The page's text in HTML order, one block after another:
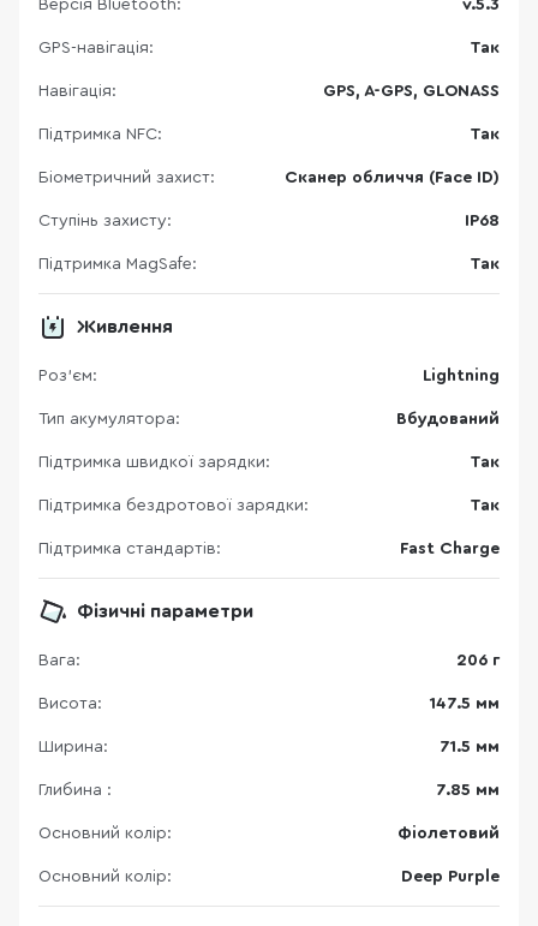
Версія Bluetooth: v.5.3
GPS-навігація: Так
Навігація: GPS, A-GPS, GLONASS
Підтримка NFC: Так
Біометричний захист: Сканер обличчя (Face ID)
Ступінь захисту: IP68
Підтримка MagSafe: Так
Живлення
Роз'єм: Lightning
Тип акумулятора: Вбудований
Підтримка швидкої зарядки: Так
Підтримка бездротової зарядки: Так
Підтримка стандартів: Fast Charge
Фізичні параметри
Вага: 206 г
Висота: 147.5 мм
Ширина: 71.5 мм
Глибина : 7.85 мм
Основний колір: Фіолетовий
Основний колір: Deep Purple